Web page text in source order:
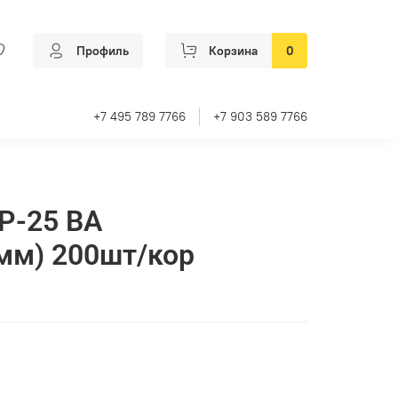
Профиль Корзина 0
+7 495 789 7766 +7 903 589 7766
25 ВА
200шт/кор